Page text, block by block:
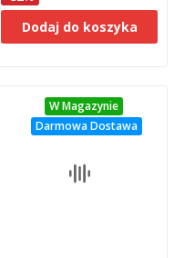
Dodaj do koszyka
W Magazynie
Darmowa Dostawa